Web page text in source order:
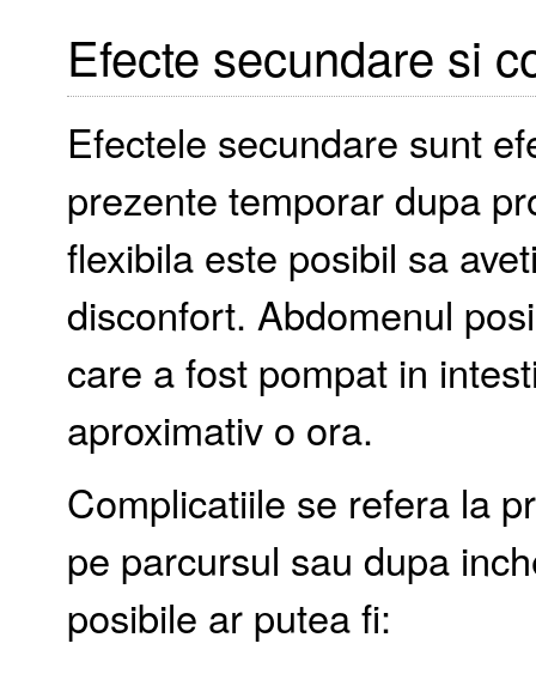
Efecte secundare si
Efectele secundare sunt
prezente temporar dupa
flexibila este posibil sa
disconfort. Abdomenul
care a fost pompat in
aproximativ o ora.
Complicatiile se refera la
pe parcursul sau dupa
posibile ar putea fi: